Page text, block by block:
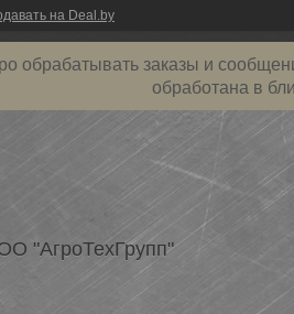
на Deal.by
обрабатывать заказы и
обработана в
"АгроТехГрупп"